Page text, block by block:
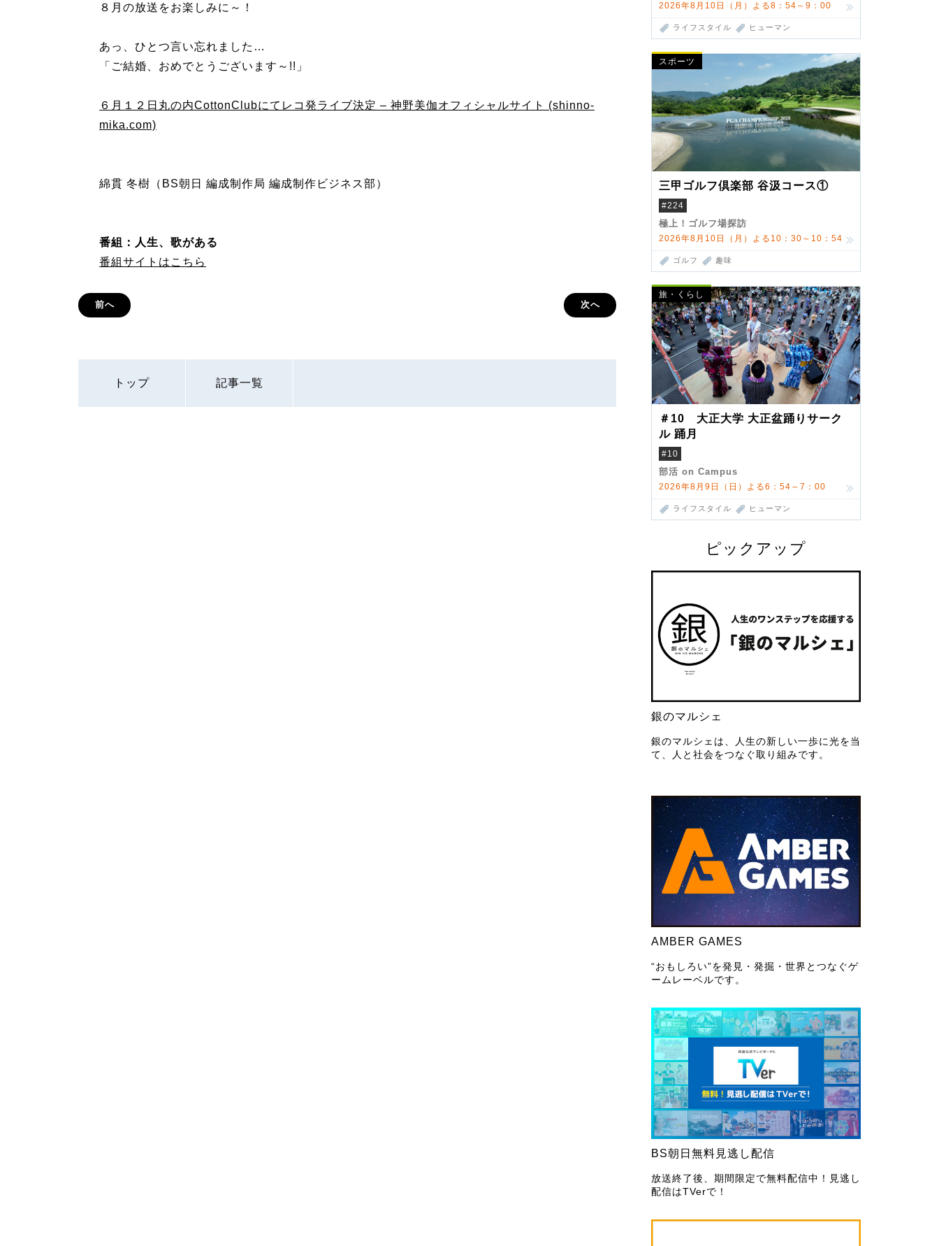
2026年8月10日（月）よる8：54～9：00
ライフスタイル ヒューマン
スポーツ
三甲ゴルフ倶楽部 谷汲コース①
#224
極上！ゴルフ場探訪
2026年8月10日（月）よる10：30～10：54
ゴルフ 趣味
旅・くらし
＃10 大正大学 大正盆踊りサーク
ル 踊月
#10
部活 on Campus
2026年8月9日（日）よる6：54～7：00
ライフスタイル ヒューマン
ピックアップ
銀のマルシェ
銀のマルシェは、人生の新しい一歩に光を当
て、人と社会をつなぐ取り組みです。
AMBER GAMES
“おもしろい”を発見・発掘・世界とつなぐゲ
ームレーベルです。
BS朝日無料見逃し配信
放送終了後、期間限定で無料配信中！見逃し
配信はTVerで！
８月の放送をお楽しみに～！
あっ、ひとつ言い忘れました…
「ご結婚、おめでとうございます～!!」
６月１２日丸の内CottonClubにてレコ発ライブ決定 – 神野美伽オフィシャルサイト (shinno-
mika.com)
綿貫 冬樹（BS朝日 編成制作局 編成制作ビジネス部）
番組：人生、歌がある
番組サイトはこちら
前へ 次へ
トップ 記事一覧